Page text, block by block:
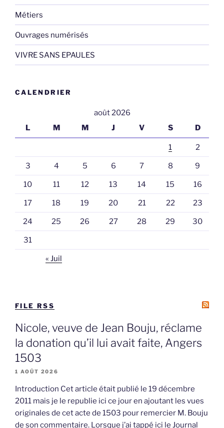
Métiers
Ouvrages numérisés
VIVRE SANS EPAULES
CALENDRIER
août 2026
L
M M J V S D
1 2
3 4 5 6 7 8 9
10 11 12 13 14 15 16
17 18 19 20 21 22 23
24 25 26 27 28 29 30
31
« Juil
FILE RSS
Nicole, veuve de Jean Bouju, réclame
la donation qu’il lui avait faite, Angers
1503
1 AOÛT 2026
Introduction Cet article était publié le 19 décembre
2011 mais je le republie ici ce jour en ajoutant les vues
originales de cet acte de 1503 pour remercier M. Bouju
de son commentaire. Lorsque j’ai tappé ici le Journal